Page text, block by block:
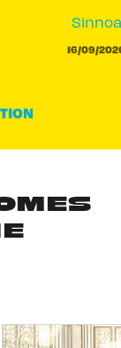
Sinnoa
16/09/